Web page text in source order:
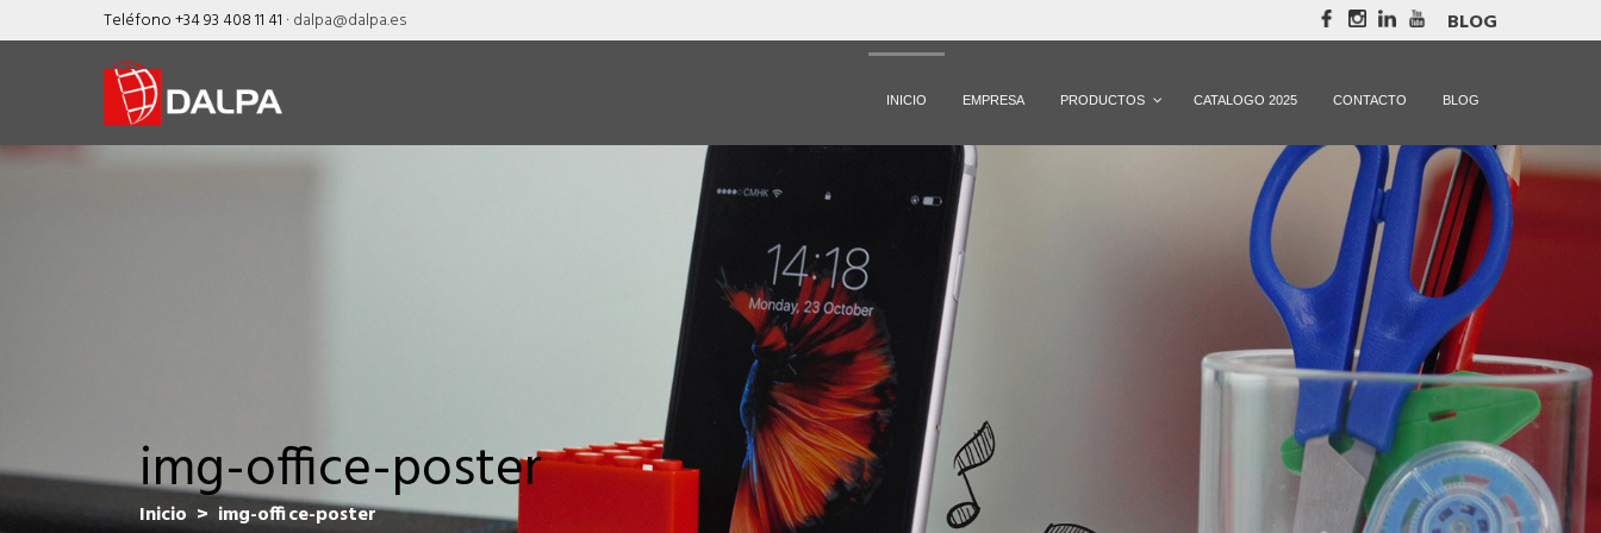
to
Teléfono +34 93 408 11 41 · dalpa@dalpa.es BLOG
INICIO EMPRESA PRODUCTOS CATALOGO 2025 CONTACTO BLOG
img-office-poster
Inicio > img-office-poster